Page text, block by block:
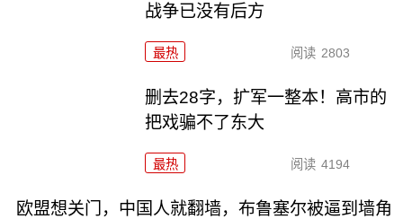
战争已没有后方
最热 阅读 2803
删去28字，扩军一整本！高市的
把戏骗不了东大
最热 阅读 4194
欧盟想关门，中国人就翻墙，布鲁塞尔被逼到墙角